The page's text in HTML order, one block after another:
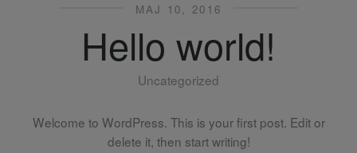
MAJ 10, 2016
Hello world!
Uncategorized
Welcome to WordPress. This is your first post. Edit or
delete it, then start writing!